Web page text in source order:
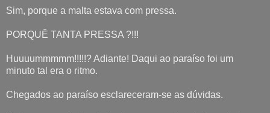
Sim, porque a malta estava com pressa.
PORQUÊ TANTA PRESSA ?!!!
Huuuummmmm!!!!!? Adiante! Daqui ao paraíso foi um
minuto tal era o ritmo.
Chegados ao paraíso esclareceram-se as dúvidas.